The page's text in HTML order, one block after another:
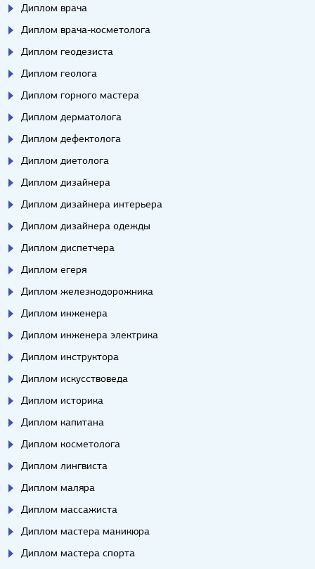
Диплом врача
Диплом врача-косметолога
Диплом геодезиста
Диплом геолога
Диплом горного мастера
Диплом дерматолога
Диплом дефектолога
Диплом диетолога
Диплом дизайнера
Диплом дизайнера интерьера
Диплом дизайнера одежды
Диплом диспетчера
Диплом егеря
Диплом железнодорожника
Диплом инженера
Диплом инженера электрика
Диплом инструктора
Диплом искусствоведа
Диплом историка
Диплом капитана
Диплом косметолога
Диплом лингвиста
Диплом маляра
Диплом массажиста
Диплом мастера маникюра
Диплом мастера спорта